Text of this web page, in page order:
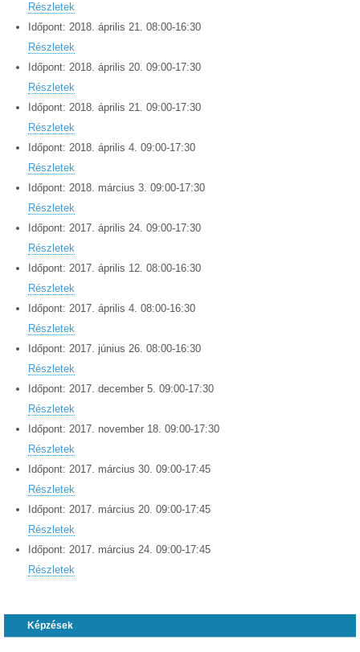
Részletek
Időpont: 2018. április 21. 08:00-16:30
Részletek
Időpont: 2018. április 20. 09:00-17:30
Részletek
Időpont: 2018. április 21. 09:00-17:30
Részletek
Időpont: 2018. április 4. 09:00-17:30
Részletek
Időpont: 2018. március 3. 09:00-17:30
Részletek
Időpont: 2017. április 24. 09:00-17:30
Részletek
Időpont: 2017. április 12. 08:00-16:30
Részletek
Időpont: 2017. április 4. 08:00-16:30
Részletek
Időpont: 2017. június 26. 08:00-16:30
Részletek
Időpont: 2017. december 5. 09:00-17:30
Részletek
Időpont: 2017. november 18. 09:00-17:30
Részletek
Időpont: 2017. március 30. 09:00-17:45
Részletek
Időpont: 2017. március 20. 09:00-17:45
Részletek
Időpont: 2017. március 24. 09:00-17:45
Részletek
Képzések